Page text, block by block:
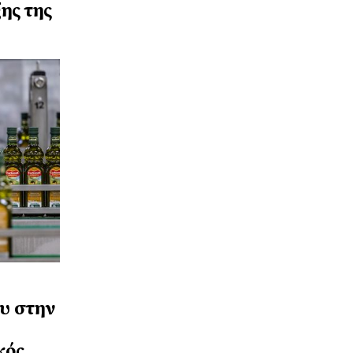
της
στην